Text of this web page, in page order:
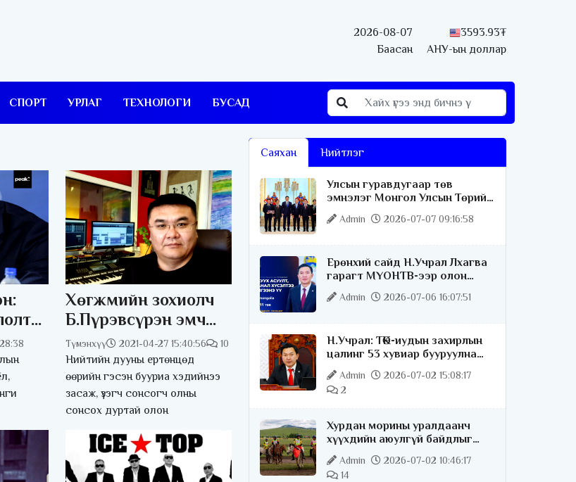
2026-08-07
Баасан
3593.93₮
АНУ-ын доллар
СПОРТ УРЛАГ ТЕХНОЛОГИ БУСАД
Хөгжмийн зохиолч
Б.Пүрэвсүрэн эмч
нарт хайр зарлалаа
Түмэнхүү 2021-04-27 15:40:56 10
Нийтийн дууны ертөнцөд
өөрийн гэсэн бууриа хэдийнээ
засаж, үзэгч сонсогч олны
сонсох дуртай олон
Саяхан Нийтлэг
Улсын гуравдугаар төв
эмнэлэг Монгол Улсын Төрийн
соёрхлыг 4 дэх удаагаа
хүртлээ
Admin 2026-07-07 09:16:58
Ерөнхий сайд Н.Учрал Лхагва
гарагт МҮОНТВ-ээр олон
нийттэй шууд ярилцана
Admin 2026-07-06 16:07:51
Н.Учрал: ТӨК-иудын захирлын
цалинг 53 хувиар бууруулна
гэдгээ хатуу,
хариуцлагатайгаар хэлье
Admin
2026-07-02 15:08:17
2
Хурдан морины уралдаанч
хүүхдийн аюулгүй байдлыг
хангах чиглэлээр ажиллаж
байна
Admin
2026-07-02 10:46:17
14